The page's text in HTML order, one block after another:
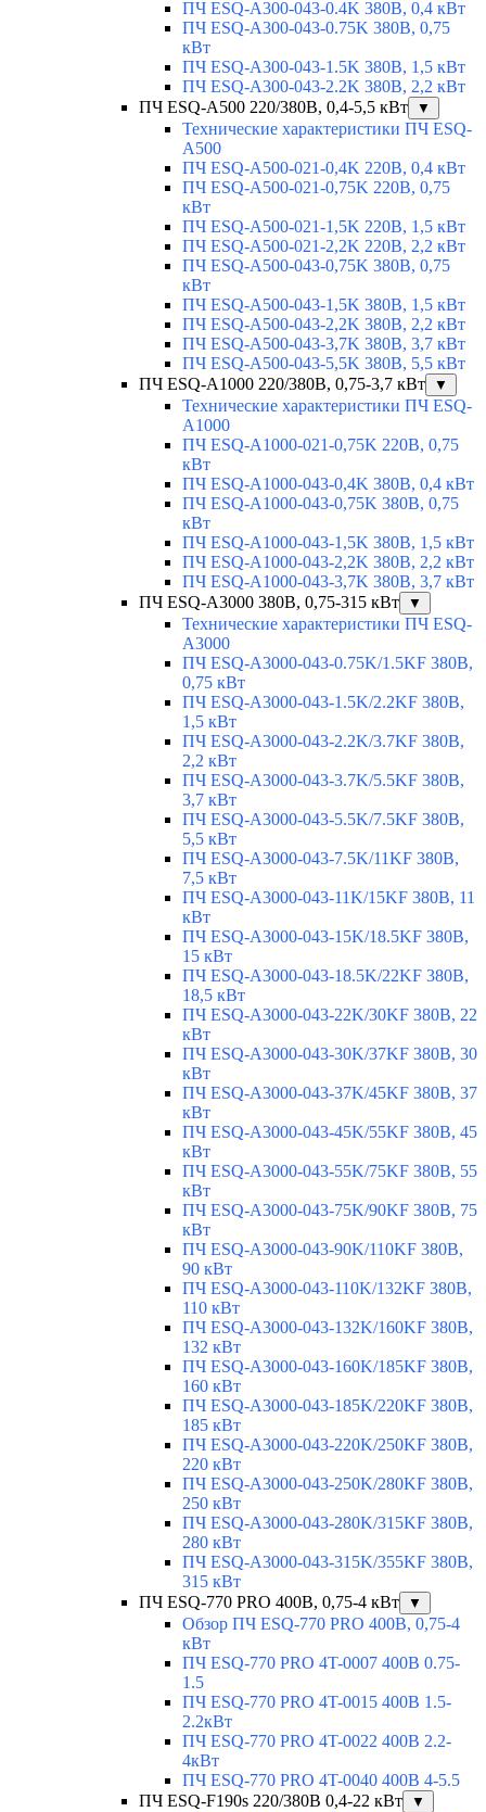
ПЧ ESQ-A300-043-0.4K 380В, 0,4 кВт
ПЧ ESQ-A300-043-0.75K 380В, 0,75
кВт
ПЧ ESQ-A300-043-1.5K 380В, 1,5 кВт
ПЧ ESQ-A300-043-2.2K 380В, 2,2 кВт
ПЧ ESQ-A500 220/380В, 0,4-5,5 кВт
▼
Технические характеристики ПЧ ESQ-
A500
ПЧ ESQ-A500-021-0,4K 220В, 0,4 кВт
ПЧ ESQ-A500-021-0,75K 220В, 0,75
кВт
ПЧ ESQ-A500-021-1,5K 220В, 1,5 кВт
ПЧ ESQ-A500-021-2,2K 220В, 2,2 кВт
ПЧ ESQ-A500-043-0,75K 380В, 0,75
кВт
ПЧ ESQ-A500-043-1,5K 380В, 1,5 кВт
ПЧ ESQ-A500-043-2,2K 380В, 2,2 кВт
ПЧ ESQ-A500-043-3,7K 380В, 3,7 кВт
ПЧ ESQ-A500-043-5,5K 380В, 5,5 кВт
ПЧ ESQ-A1000 220/380В, 0,75-3,7 кВт
▼
Технические характеристики ПЧ ESQ-
A1000
ПЧ ESQ-A1000-021-0,75K 220В, 0,75
кВт
ПЧ ESQ-A1000-043-0,4K 380В, 0,4 кВт
ПЧ ESQ-A1000-043-0,75K 380В, 0,75
кВт
ПЧ ESQ-A1000-043-1,5K 380В, 1,5 кВт
ПЧ ESQ-A1000-043-2,2K 380В, 2,2 кВт
ПЧ ESQ-A1000-043-3,7K 380В, 3,7 кВт
ПЧ ESQ-A3000 380В, 0,75-315 кВт
▼
Технические характеристики ПЧ ESQ-
A3000
ПЧ ESQ-A3000-043-0.75K/1.5KF 380В,
0,75 кВт
ПЧ ESQ-A3000-043-1.5K/2.2KF 380В,
1,5 кВт
ПЧ ESQ-A3000-043-2.2K/3.7KF 380В,
2,2 кВт
ПЧ ESQ-A3000-043-3.7K/5.5KF 380В,
3,7 кВт
ПЧ ESQ-A3000-043-5.5K/7.5KF 380В,
5,5 кВт
ПЧ ESQ-A3000-043-7.5K/11KF 380В,
7,5 кВт
ПЧ ESQ-A3000-043-11K/15KF 380В, 11
кВт
ПЧ ESQ-A3000-043-15K/18.5KF 380В,
15 кВт
ПЧ ESQ-A3000-043-18.5K/22KF 380В,
18,5 кВт
ПЧ ESQ-A3000-043-22K/30KF 380В, 22
кВт
ПЧ ESQ-A3000-043-30K/37KF 380В, 30
кВт
ПЧ ESQ-A3000-043-37K/45KF 380В, 37
кВт
ПЧ ESQ-A3000-043-45K/55KF 380В, 45
кВт
ПЧ ESQ-A3000-043-55K/75KF 380В, 55
кВт
ПЧ ESQ-A3000-043-75K/90KF 380В, 75
кВт
ПЧ ESQ-A3000-043-90K/110KF 380В,
90 кВт
ПЧ ESQ-A3000-043-110K/132KF 380В,
110 кВт
ПЧ ESQ-A3000-043-132K/160KF 380В,
132 кВт
ПЧ ESQ-A3000-043-160K/185KF 380В,
160 кВт
ПЧ ESQ-A3000-043-185K/220KF 380В,
185 кВт
ПЧ ESQ-A3000-043-220K/250KF 380В,
220 кВт
ПЧ ESQ-A3000-043-250K/280KF 380В,
250 кВт
ПЧ ESQ-A3000-043-280K/315KF 380В,
280 кВт
ПЧ ESQ-A3000-043-315K/355KF 380В,
315 кВт
ПЧ ESQ-770 PRO 400В, 0,75-4 кВт
▼
Обзор ПЧ ESQ-770 PRO 400В, 0,75-4
кВт
ПЧ ESQ-770 PRO 4T-0007 400В 0.75-
1.5
ПЧ ESQ-770 PRO 4T-0015 400В 1.5-
2.2кВт
ПЧ ESQ-770 PRO 4T-0022 400В 2.2-
4кВт
ПЧ ESQ-770 PRO 4T-0040 400В 4-5.5
ПЧ ESQ-F190s 220/380В 0,4-22 кВт
▼